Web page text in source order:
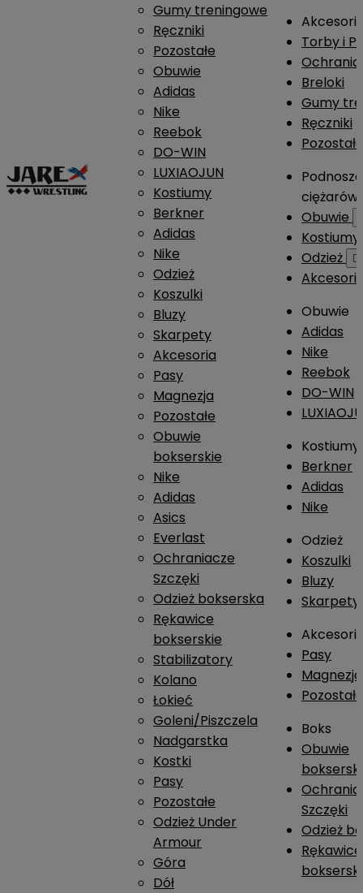
Gumy treningowe
Ręczniki
Pozostałe
Obuwie
Adidas
Nike
Reebok
DO-WIN
LUXIAOJUN
Kostiumy
Berkner
Adidas
Nike
Odzież
Koszulki
Bluzy
Skarpety
Akcesoria
Pasy
Magnezja
Pozostałe
Obuwie
bokserskie
Nike
Adidas
Asics
Everlast
Ochraniacze
Szczęki
Odzież bokserska
Rękawice
bokserskie
Stabilizatory
Kolano
Łokieć
Goleni/Piszczela
Nadgarstka
Kostki
Pasy
Pozostałe
Odzież Under
Armour
Góra
Dół
Torby i
Breloki
Gumy
Ręczniki
ciężarów
Obuwie
Kostiumy
Odzież

Obuwie
Adidas
Nike
Reebok
DO-WIN
Kostiumy
Berkner
Adidas
Nike
Odzież
Koszulki
Bluzy
Skarpety
Pasy
Magnezja
Boks
Obuwie
Szczęki
Odzież
Rękawice